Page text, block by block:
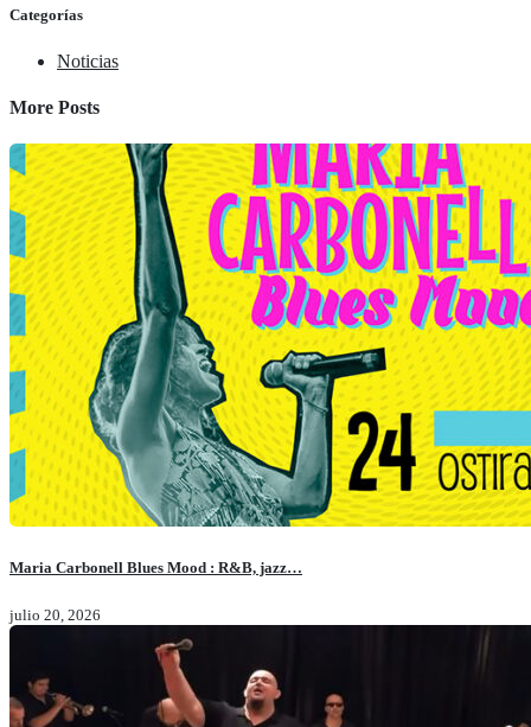
Categorías
Noticias
More Posts
Maria Carbonell Blues Mood : R&B, jazz…
julio 20, 2026